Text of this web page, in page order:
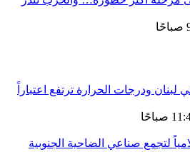
ودرجات الحرارة ترتفع اعتباراً
لتجمع صناعي الضاحية الجنوبية